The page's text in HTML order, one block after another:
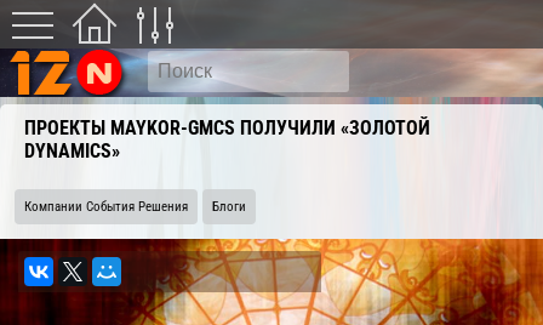
ПРОЕКТЫ MAYKOR-GMCS ПОЛУЧИЛИ «ЗОЛОТОЙ
DYNAMICS»
Компании События Решения Блоги